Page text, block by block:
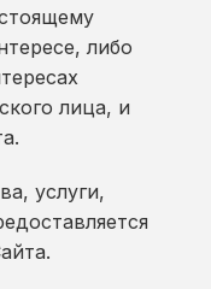
либо
лица, и
услуги,